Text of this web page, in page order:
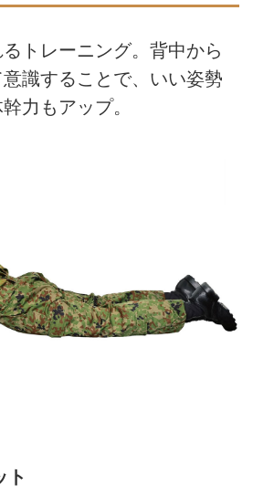
トレーニング。背中から
識することで、いい姿勢
力もアップ。
ト